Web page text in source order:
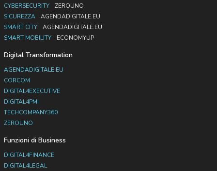
CYBERSECURITY
ZEROUNO
SICUREZZA
AGENDADIGITALE.EU
SMART CITY
AGENDADIGITALE.EU
SMART MOBILITY
ECONOMYUP
Digital Transformation
AGENDADIGITALE.EU
CORCOM
DIGITAL4EXECUTIVE
DIGITAL4PMI
TECHCOMPANY360
ZEROUNO
Funzioni di Business
DIGITAL4FINANCE
DIGITAL4LEGAL